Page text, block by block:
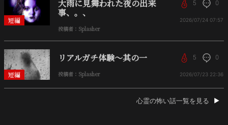
短編
大雨に見舞われた夜の出来
事、。、
投稿者：Splasher
5 0
2026/07/24 07:57
短編
リアルガチ体験〜其の一
投稿者：Splasher
5 0
2026/07/23 22:36
心霊の怖い話一覧を見る